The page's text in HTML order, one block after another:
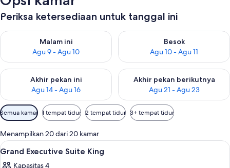
Periksa ketersediaan untuk tanggal ini
Malam ini
Agu 9 - Agu 10
Periksa ketersediaan untuk malam ini Agu 9 - Agu 10
Besok
Agu 10 - Agu 11
Periksa ketersediaan untuk
Akhir pekan ini
Agu 14 - Agu 16
Periksa ketersediaan untuk akhir pekan ini Agu 14 - Agu 16
Akhir pekan berikutnya
Agu 21 - Agu 23
Periksa ketersediaan untuk
Filter
tersedia
untuk
kamar
Semua kamar 1 tempat tidur 2 tempat tidur 3+ tempat tidur
Menampilkan 20 dari 20 kamar
Lihat
semua
1
Grand Executive Suite King
Kapasitas 4